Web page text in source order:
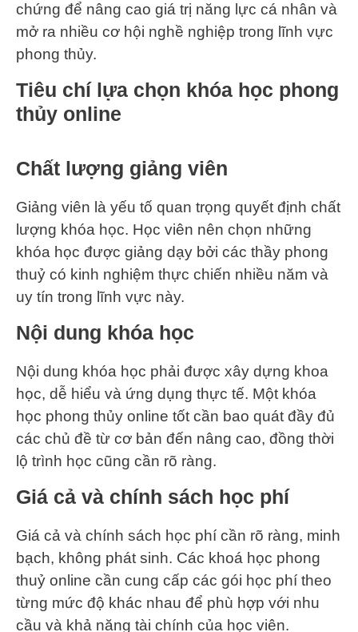
chứng để nâng cao giá trị năng lực cá nhân và
mở ra nhiều cơ hội nghề nghiệp trong lĩnh vực
phong thủy.
Tiêu chí lựa chọn khóa học phong
thủy online
Chất lượng giảng viên
Giảng viên là yếu tố quan trọng quyết định chất
lượng khóa học. Học viên nên chọn những
khóa học được giảng dạy bởi các thầy phong
thuỷ có kinh nghiệm thực chiến nhiều năm và
uy tín trong lĩnh vực này.
Nội dung khóa học
Nội dung khóa học phải được xây dựng khoa
học, dễ hiểu và ứng dụng thực tế. Một khóa
học phong thủy online tốt cần bao quát đầy đủ
các chủ đề từ cơ bản đến nâng cao, đồng thời
lộ trình học cũng cần rõ ràng.
Giá cả và chính sách học phí
Giá cả và chính sách học phí cần rõ ràng, minh
bạch, không phát sinh. Các khoá học phong
thuỷ online cần cung cấp các gói học phí theo
từng mức độ khác nhau để phù hợp với nhu
cầu và khả năng tài chính của học viên.